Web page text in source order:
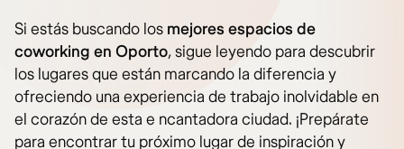
Si estás buscando los mejores espacios de
coworking en Oporto, sigue leyendo para descubrir
los lugares que están marcando la diferencia y
ofreciendo una experiencia de trabajo inolvidable en
el corazón de esta e ncantadora ciudad. ¡Prepárate
para encontrar tu próximo lugar de inspiración y